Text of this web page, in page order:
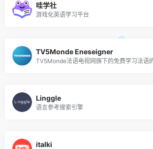
哇学社
游戏化英语学习平台
TV5Monde Eneseigner
TV5Monde法语电视网旗下的免费学习法语
Linggle
语言参考搜索引擎
italki